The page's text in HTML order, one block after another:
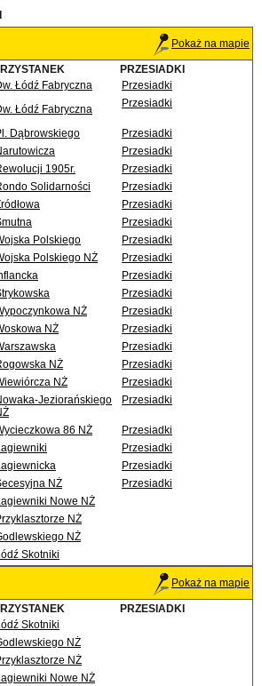
Pokaż na mapie
PRZESIADKI
Łódź Fabryczna
Przesiadki
Łódź Fabryczna Przesiadki
Dąbrowskiego
Przesiadki
Przesiadki
1905r.
Przesiadki
Solidarności
Przesiadki
Przesiadki
Przesiadki
Polskiego
Przesiadki
Polskiego NŻ
Przesiadki
Przesiadki
Przesiadki
NŻ
Przesiadki
NŻ
Przesiadki
Przesiadki
NŻ
Przesiadki
NŻ
Przesiadki
Jeziorańskiego
Przesiadki
86 NŻ
Przesiadki
Przesiadki
Przesiadki
NŻ
Przesiadki
Nowe NŻ
NŻ
NŻ
Skotniki
Pokaż na mapie
PRZESIADKI
Skotniki
NŻ
NŻ
Nowe NŻ